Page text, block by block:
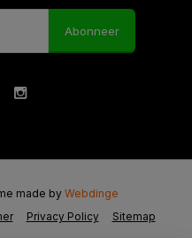
Abonneer
Privacy Policy Sitemap
made by Webdinge